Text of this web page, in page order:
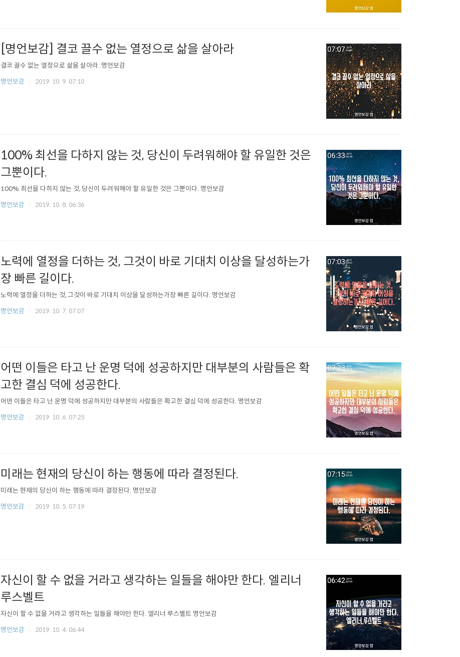
[명언보감] 결코 끌수 없는 열정으로 삶을 살아라
결코 끌수 없는 열정으로 삶을 살아라. 명언보감
명언보감
2019. 10. 9. 07:10
100% 최선을 다하지 않는 것, 당신이 두려워해야 할 유일한 것은
그뿐이다.
100% 최선을 다하지 않는 것, 당신이 두려워해야 할 유일한 것은 그뿐이다. 명언보감
명언보감
2019. 10. 8. 06:36
노력에 열정을 더하는 것, 그것이 바로 기대치 이상을 달성하는가
장 빠른 길이다.
노력에 열정을 더하는 것, 그것이 바로 기대치 이상을 달성하는가장 빠른 길이다. 명언보감
명언보감
2019. 10. 7. 07:07
어떤 이들은 타고 난 운명 덕에 성공하지만 대부분의 사람들은 확
고한 결심 덕에 성공한다.
어떤 이들은 타고 난 운명 덕에 성공하지만 대부분의 사람들은 확고한 결심 덕에 성공한다. 명언보감
명언보감
2019. 10. 6. 07:25
미래는 현재의 당신이 하는 행동에 따라 결정된다.
미래는 현재의 당신이 하는 행동에 따라 결정된다. 명언보감
명언보감
2019. 10. 5. 07:19
자신이 할 수 없을 거라고 생각하는 일들을 해야만 한다. 엘리너
루스벨트
자신이 할 수 없을 거라고 생각하는 일들을 해야만 한다. 엘리너 루스벨트 명언보감
명언보감
2019. 10. 4. 06:44